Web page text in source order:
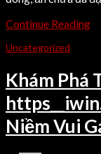
Continue Reading
Uncategorized
Khám Phá
Niềm Vui